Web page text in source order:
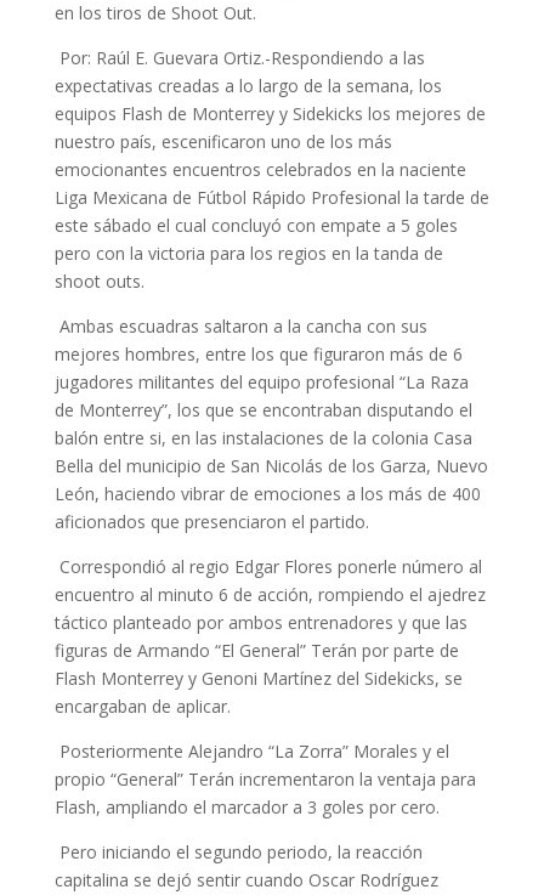
en los tiros de Shoot Out.
Por: Raúl E. Guevara Ortiz.-Respondiendo a las
expectativas creadas a lo largo de la semana, los
equipos Flash de Monterrey y Sidekicks los mejores de
nuestro país, escenificaron uno de los más
emocionantes encuentros celebrados en la naciente
Liga Mexicana de Fútbol Rápido Profesional la tarde de
este sábado el cual concluyó con empate a 5 goles
pero con la victoria para los regios en la tanda de
shoot outs.
Ambas escuadras saltaron a la cancha con sus
mejores hombres, entre los que figuraron más de 6
jugadores militantes del equipo profesional “La Raza
de Monterrey”, los que se encontraban disputando el
balón entre si, en las instalaciones de la colonia Casa
Bella del municipio de San Nicolás de los Garza, Nuevo
León, haciendo vibrar de emociones a los más de 400
aficionados que presenciaron el partido.
Correspondió al regio Edgar Flores ponerle número al
encuentro al minuto 6 de acción, rompiendo el ajedrez
táctico planteado por ambos entrenadores y que las
figuras de Armando “El General” Terán por parte de
Flash Monterrey y Genoni Martínez del Sidekicks, se
encargaban de aplicar.
Posteriormente Alejandro “La Zorra” Morales y el
propio “General” Terán incrementaron la ventaja para
Flash, ampliando el marcador a 3 goles por cero.
Pero iniciando el segundo periodo, la reacción
capitalina se dejó sentir cuando Oscar Rodríguez